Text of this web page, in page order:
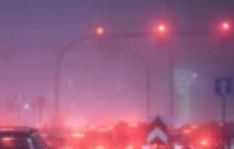
Pernah gak sih kamu mulai
iseng, eh ternyata malah jadi
peluang bisnis yang
menguntungkan? Nah, itulah ...